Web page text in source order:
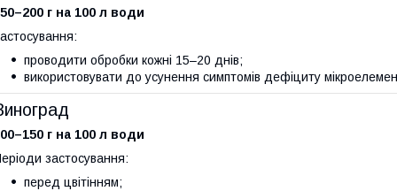
г на 100 л води
проводити обробки кожні 15–20 днів;
використовувати до усунення симптомів дефіциту
г на 100 л води
застосування:
перед цвітінням;